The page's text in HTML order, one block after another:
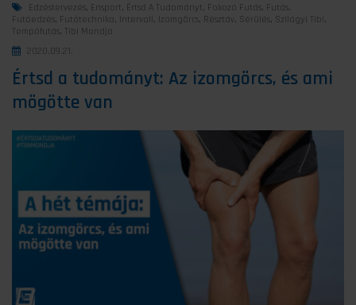
Edzéstervezés, Ensport , Értsd A Tudományt , Fokozó Futás, Futás,
Futóedzés, Futótechnika, Intervall, Izomgörcs, Résztáv , Sérülés, Szilágyi Tibi,
Tempófutás, Tibi Mondja
2020.09.21.
Értsd a tudományt: Az izomgörcs, és ami
mögötte van